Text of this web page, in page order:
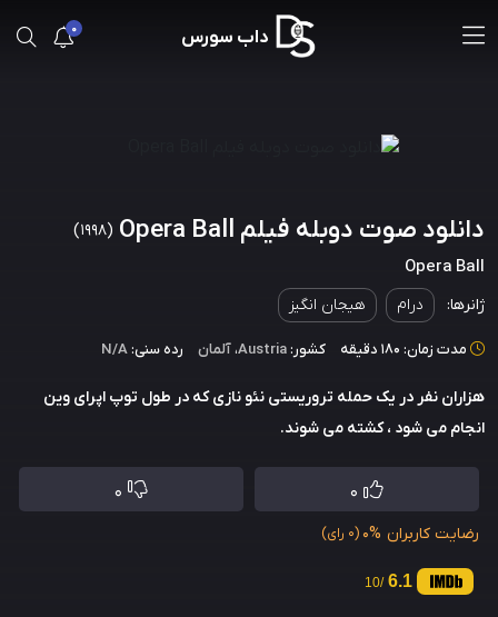
0 داب سورس
دانلود صوت دوبله فیلم Opera Ball (1998)
Opera Ball
ژانرها: درام هیجان انگیز
مدت زمان: 180 دقیقه کشور:Austria،آلمان رده سنی:N/A
هزاران نفر در یک حمله تروریستی نئو نازی که در طول توپ اپرای وین
انجام می شود ، کشته می شوند.
0
0
رضایت کاربران 0% (0 رای)
6.1
/10